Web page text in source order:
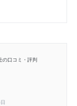
の口コミ・評判